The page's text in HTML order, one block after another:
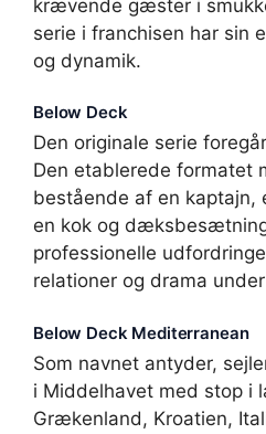
krævende gæster i
serie i franchisen har sin
og dynamik.
Below Deck
Den originale serie
Den etablerede formatet
bestående af en kaptajn,
en kok og
professionelle
relationer og drama
Below Deck Mediterranean
Som navnet antyder,
i Middelhavet med stop i
Grækenland, Kroatien,